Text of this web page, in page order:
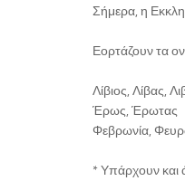
Σήμερα, η
Εορτάζουν τα
Λίβιος, Λίβας,
Έρως, Έρωτας
Φεβρωνία,
* Υπάρχουν και